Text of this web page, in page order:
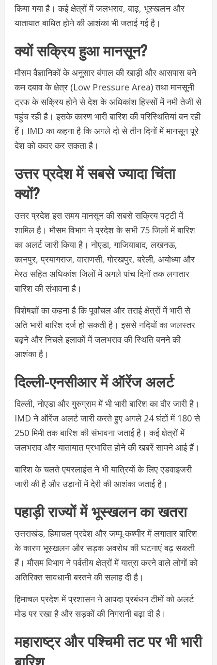
किया गया है। कई क्षेत्रों में जलभराव, बाढ़, भूस्खलन और
यातायात बाधित होने की आशंका भी जताई गई है।
क्यों सक्रिय हुआ मानसून?
मौसम वैज्ञानिकों के अनुसार बंगाल की खाड़ी और आसपास बने
कम दबाव के क्षेत्र (Low Pressure Area) तथा मानसूनी
ट्रफ के सक्रिय होने से देश के अधिकांश हिस्सों में नमी तेजी से
पहुंच रही है। इसके कारण भारी बारिश की परिस्थितियां बन रही
हैं। IMD का कहना है कि अगले दो से तीन दिनों में मानसून पूरे
देश को कवर कर सकता है।
उत्तर प्रदेश में सबसे ज्यादा चिंता
क्यों?
उत्तर प्रदेश इस समय मानसून की सबसे सक्रिय पट्टी में
शामिल है। मौसम विभाग ने प्रदेश के सभी 75 जिलों में बारिश
का अलर्ट जारी किया है। नोएडा, गाजियाबाद, लखनऊ,
कानपुर, प्रयागराज, वाराणसी, गोरखपुर, बरेली, अयोध्या और
मेरठ सहित अधिकांश जिलों में अगले पांच दिनों तक लगातार
बारिश की संभावना है।
विशेषज्ञों का कहना है कि पूर्वांचल और तराई क्षेत्रों में भारी से
अति भारी बारिश दर्ज हो सकती है। इससे नदियों का जलस्तर
बढ़ने और निचले इलाकों में जलभराव की स्थिति बनने की
आशंका है।
दिल्ली-एनसीआर में ऑरेंज अलर्ट
दिल्ली, नोएडा और गुरुग्राम में भी भारी बारिश का दौर जारी है।
IMD ने ऑरेंज अलर्ट जारी करते हुए अगले 24 घंटों में 180 से
250 मिमी तक बारिश की संभावना जताई है। कई क्षेत्रों में
जलभराव और यातायात प्रभावित होने की खबरें सामने आई हैं।
बारिश के चलते एयरलाइंस ने भी यात्रियों के लिए एडवाइजरी
जारी की है और उड़ानों में देरी की आशंका जताई है।
पहाड़ी राज्यों में भूस्खलन का खतरा
उत्तराखंड, हिमाचल प्रदेश और जम्मू-कश्मीर में लगातार बारिश
के कारण भूस्खलन और सड़क अवरोध की घटनाएं बढ़ सकती
हैं। मौसम विभाग ने पर्वतीय क्षेत्रों में यात्रा करने वाले लोगों को
अतिरिक्त सावधानी बरतने की सलाह दी है।
हिमाचल प्रदेश में प्रशासन ने आपदा प्रबंधन टीमों को अलर्ट
मोड पर रखा है और सड़कों की निगरानी बढ़ा दी है।
महाराष्ट्र और पश्चिमी तट पर भी भारी